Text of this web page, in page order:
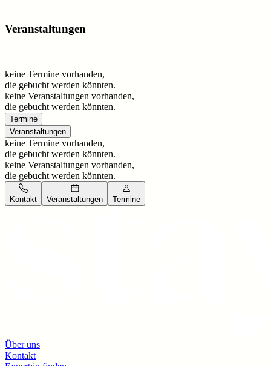
Veranstaltungen
keine Termine vorhanden,
die gebucht werden könnten.
keine Veranstaltungen vorhanden,
die gebucht werden könnten.
Termine
Veranstaltungen
keine Termine vorhanden,
die gebucht werden könnten.
keine Veranstaltungen vorhanden,
die gebucht werden könnten.
Kontakt Veranstaltungen Termine
Über uns
Kontakt